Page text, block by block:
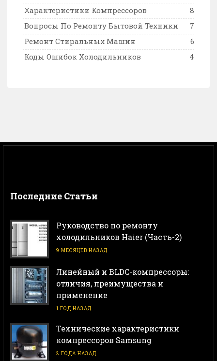
Характеристики Компрессоров
8
Вопросы По Ремонту Бытовой Техники
7
Ремонт Стиральных Машин
6
Коды Ошибок Холодильников
4
Последние Статьи
Руководство по ремонту
холодильников Haier (Часть-2)
9 МЕСЯЦЕВ НАЗАД
Линейный и BLDC-компрессоры:
отличия, преимущества и
применение
1 ГОД НАЗАД
Технические характеристики
компрессоров Samsung
2 ГОДА НАЗАД